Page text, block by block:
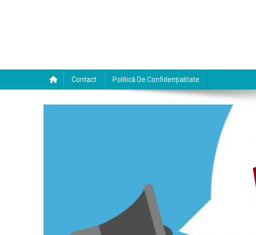
Contact Politică De Confidențialitate